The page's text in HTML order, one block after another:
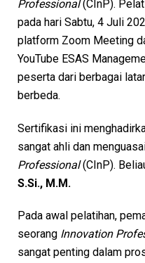
Professional(CInP).
pada hari Sabtu, 4 Juli
platform Zoom Meeting
YouTube ESAS
peserta dari berbagai
berbeda.
Sertifikasi ini
sangat ahli dan
Professional(CInP).
S.Si., M.M.
Pada awal pelatihan,
seorang Innovation
sangat penting dalam